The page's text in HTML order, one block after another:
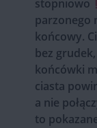
stopniowo
parzonego
końcowy.
bez
końcówki
ciasta
a nie
to